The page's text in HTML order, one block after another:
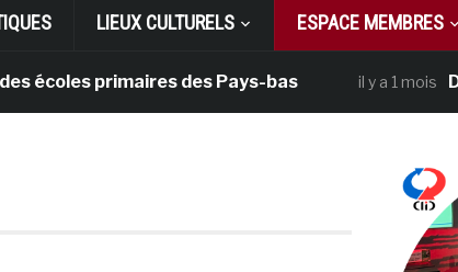
LIEUX CULTURELS ESPACE MEMBRES
primaires des Pays-bas il y a 1 mois Dans